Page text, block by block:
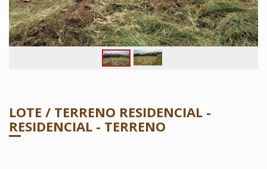
LOTE / TERRENO RESIDENCIAL -
RESIDENCIAL - TERRENO